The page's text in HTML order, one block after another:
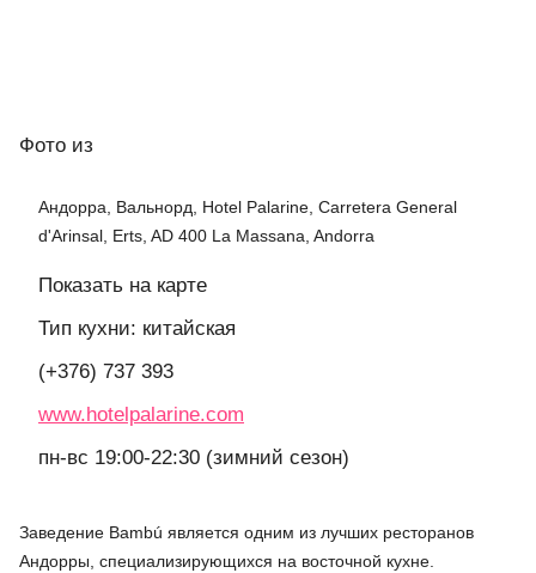
Фото из
Андорра, Вальнорд, Hotel Palarine, Carretera General
d'Arinsal, Erts, AD 400 La Massana, Andorra
Показать на карте
Тип кухни: китайская
(+376) 737 393
www.hotelpalarine.com
пн-вс 19:00-22:30 (зимний сезон)
Заведение Bambú является одним из лучших ресторанов
Андорры, специализирующихся на восточной кухне.